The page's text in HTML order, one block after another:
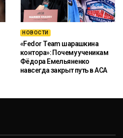
НОВОСТИ
«Fedor Team шарашкина
контора»: Почему ученикам
Фёдора Емельяненко
навсегда закрыт путь в ACA